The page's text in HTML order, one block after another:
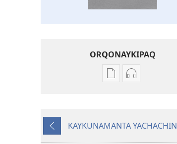
ORQONAYKIPAQ
Kaypi
Pacha
Kaypin
Mosoq
Kutiy
KAYKUNAMANTA YACHACHIN